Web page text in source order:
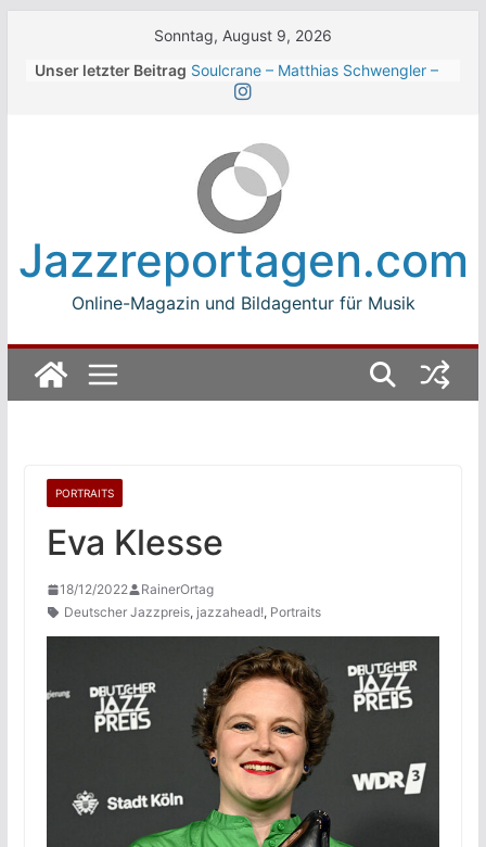
Sonntag, August 9, 2026
Unser letzter Beitrag Soulcrane – Matthias Schwengler –
Walter Trout Band beim Winterbach
Zeltspektakel 2026
The Cinelli Brothers beim
Winterbach Zeltspektakel 2026
Jean-Michel Jarre bei den jazz open
Modena auf der Piazza Roma 2026
Jazzreportagen.com
Online-Magazin und Bildagentur für Musik
PORTRAITS
Eva Klesse
18/12/2022
RainerOrtag
Deutscher Jazzpreis, jazzahead!, Portraits